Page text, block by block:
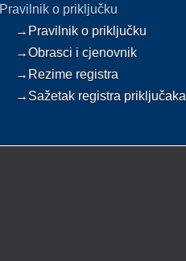
Pravilnik o priključku
→Pravilnik o priključku
→Obrasci i cjenovnik
→Rezime registra
→Sažetak registra priključaka